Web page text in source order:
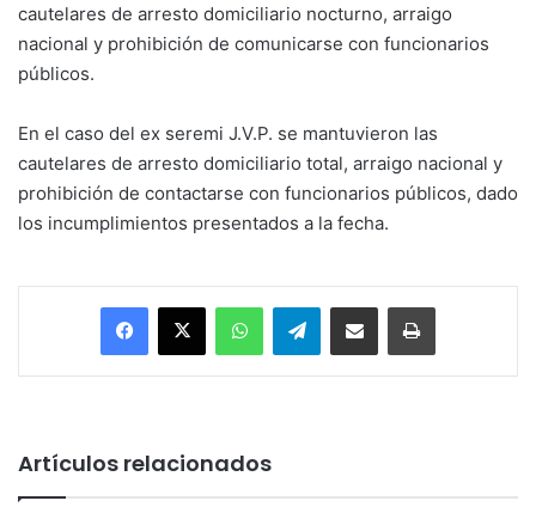
cautelares de arresto domiciliario nocturno, arraigo
nacional y prohibición de comunicarse con funcionarios
públicos.
En el caso del ex seremi J.V.P. se mantuvieron las
cautelares de arresto domiciliario total, arraigo nacional y
prohibición de contactarse con funcionarios públicos, dado
los incumplimientos presentados a la fecha.
Facebook
X WhatsAppTelegramEnviar vía email Imprimir
Artículos relacionados